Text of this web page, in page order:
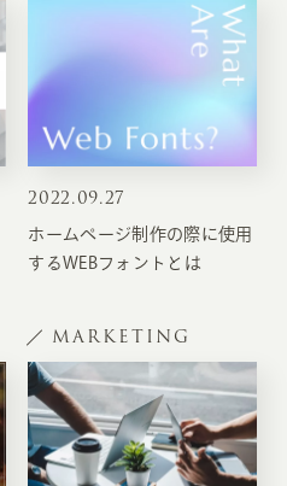
2022.09.27
ホームページ制作の際に使用
するWEBフォントとは
MARKETING